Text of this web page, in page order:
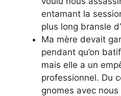
entamant la
plus long bransle
Ma mère devait
pendant qu’on
mais elle a un
professionnel. Du
gnomes avec